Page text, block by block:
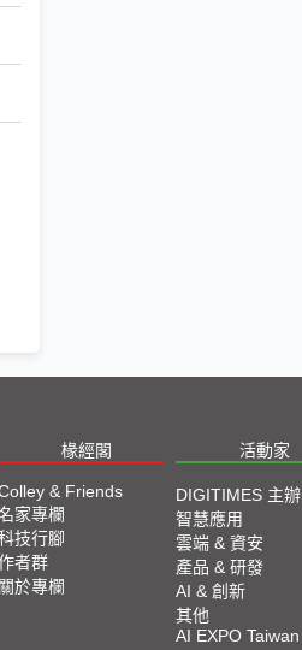
椽經閣 活動家
& Friends
家專欄
技行腳
者群
關於專欄
DIGITIMES 主辦
智慧應用
雲端 & 資安
產品 & 研發
AI & 創新
其他
AI EXPO Taiwan